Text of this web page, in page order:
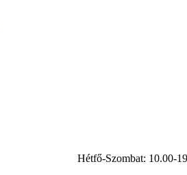
Hétfő-Szombat: 10.00-